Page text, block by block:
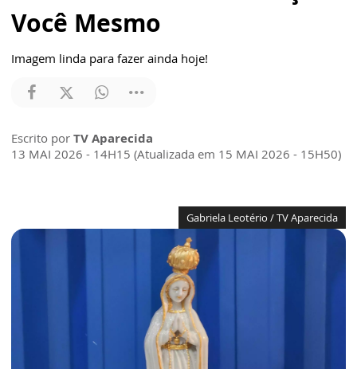
Você Mesmo
Imagem linda para fazer ainda hoje!
Escrito por TV Aparecida
13 MAI 2026 - 14H15 (Atualizada em 15 MAI 2026 - 15H50)
Gabriela Leotério / TV Aparecida